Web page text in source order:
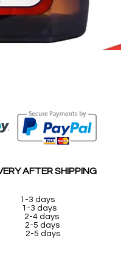
AFTER SHIPPING
1-3 days
3 days
2-4 days
2-5 days
2-5 days